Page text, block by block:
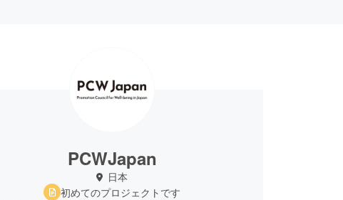
PCWJapan
日本
初めてのプロジェクトです